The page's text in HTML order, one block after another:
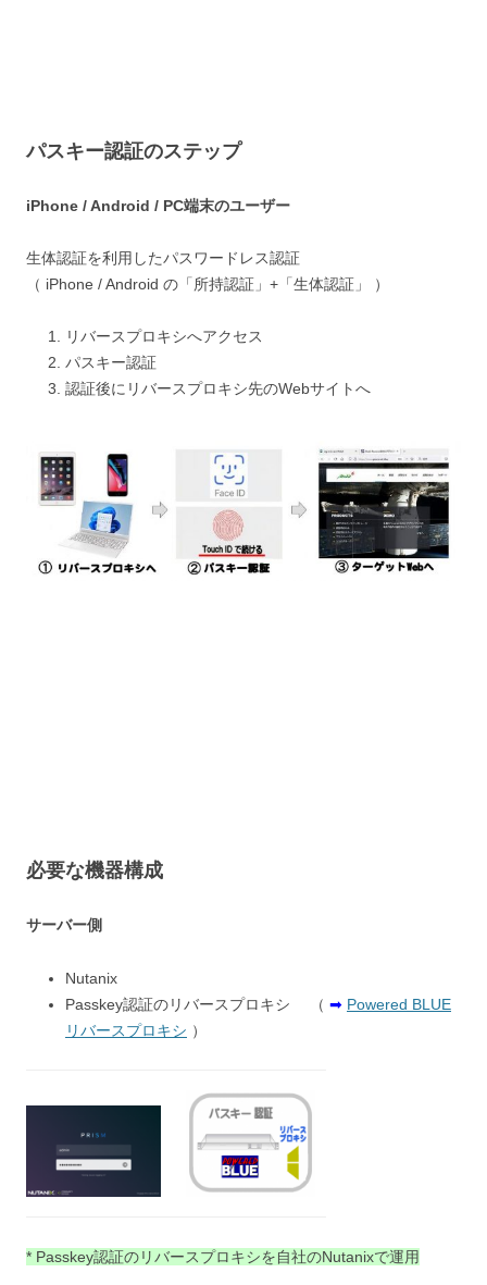
パスキー認証のステップ
iPhone / Android / PC端末のユーザー
生体認証を利用したパスワードレス認証
（ iPhone / Android の「所持認証」+「生体認証」 ）
リバースプロキシへアクセス
パスキー認証
認証後にリバースプロキシ先のWebサイトへ
必要な機器構成
サーバー側
Nutanix
Passkey認証のリバースプロキシ （ ➡ Powered BLUE
リバースプロキシ ）
* Passkey認証のリバースプロキシを自社のNutanixで運用